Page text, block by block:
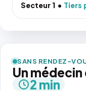
Secteur 1
Tiers
SANS RENDEZ-
Un
2 min